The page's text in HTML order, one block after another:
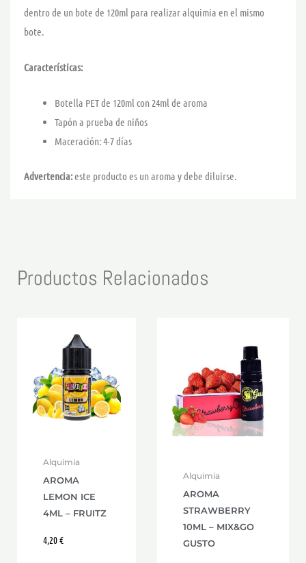
dentro de un bote de 120ml para realizar alquimia en el mismo
bote.
Características:
Botella PET de 120ml con 24ml de aroma
Tapón a prueba de niños
Maceración: 4-7 días
Advertencia:este producto es un aroma y debe diluirse.
Productos Relacionados
Alquimia
AROMA
LEMON ICE
4ML – FRUITZ
4,20€
Alquimia
AROMA
STRAWBERRY
10ML – MIX&GO
GUSTO